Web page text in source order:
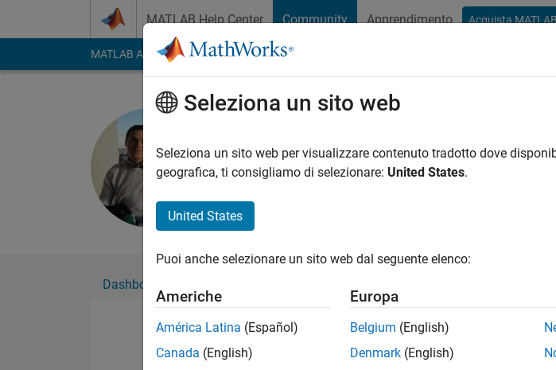
MATLAB Help Center Community Apprendimento Acquista MATLAB
MATLAB Answers File Exchange Cody
Attivo dal 2014
Followers:0Following:0
Dashboard
Please to endorse
Seleziona un sito web
Seleziona un sito web per visualizzare contenuto tradotto dove
geografica, ti consigliamo di selezionare: United States.
United States
Puoi anche selezionare un sito web dal seguente elenco:
Americhe
América Latina (Español)
Canada (English)
Europa
Belgium (English)
Denmark (English)